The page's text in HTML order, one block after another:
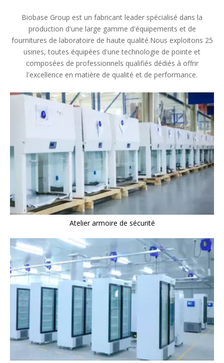
Biobase Group est un fabricant leader spécialisé dans la
production d'une large gamme d'équipements et de
fournitures de laboratoire de haute qualité.Nous exploitons 25
usines, toutes équipées d'une technologie de pointe et
composées de professionnels qualifiés dédiés à offrir
l'excellence en matière de qualité et de performance.
Atelier armoire de sécurité